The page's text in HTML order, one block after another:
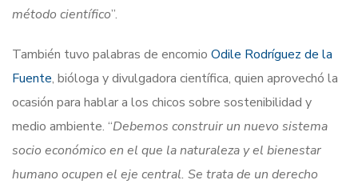
método científico”.
También tuvo palabras de encomio Odile Rodríguez de la
Fuente, bióloga y divulgadora científica, quien aprovechó la
ocasión para hablar a los chicos sobre sostenibilidad y
medio ambiente. “Debemos construir un nuevo sistema
socio económico en el que la naturaleza y el bienestar
humano ocupen el eje central. Se trata de un derecho